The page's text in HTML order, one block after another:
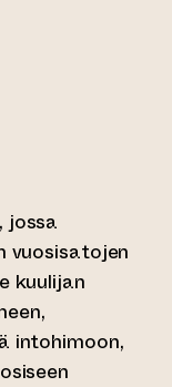
toiseen
jossa
vuosisatojen
kuulijan
intohimoon,